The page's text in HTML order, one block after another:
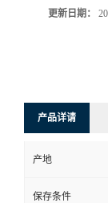
更新日期：
产品详请
产地
保存条件